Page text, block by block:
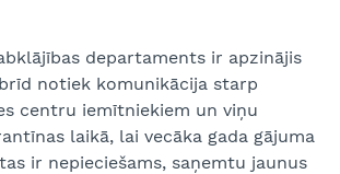
departaments ir apzinājis
notiek komunikācija starp
centru iemītniekiem un viņu
laikā, lai vecāka gada gājuma
ir nepieciešams, saņemtu jaunus